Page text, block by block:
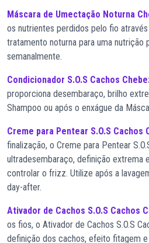
Máscara de Umectação Noturna
os nutrientes perdidos pelo fio
tratamento noturna para uma nutrição
semanalmente.
Condicionador S.O.S Cachos Chebe
proporciona desembaraço, brilho
Shampoo ou após o enxágue da
Creme para Pentear S.O.S Cachos
finalização, o Creme para Pentear
ultradesembaraço, definição extrema
controlar o frizz. Utilize após a
day-after.
Ativador de Cachos S.O.S Cachos
os fios, o Ativador de Cachos S.O.S
definição dos cachos, efeito fitagem